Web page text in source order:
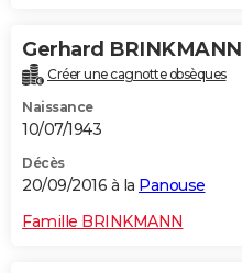
Gerhard BRINKMANN
Créer une cagnotte obsèques
Naissance
10/07/1943
Décès
20/09/2016 à la Panouse
Famille BRINKMANN